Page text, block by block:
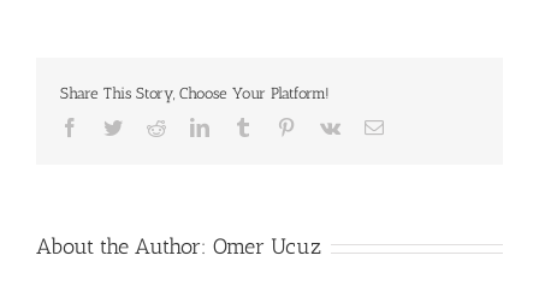
Share This Story, Choose Your Platform!
Facebook
TwitterRedditLinkedInTumblr Pinterest
Vk
E-
About the Author: Omer Ucuz